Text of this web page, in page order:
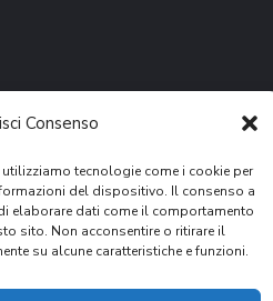
Consenso
tecnologie come i cookie per
del dispositivo. Il consenso a
elaborare dati come il comportamento
sito. Non acconsentire o ritirare il
su alcune caratteristiche e funzioni.